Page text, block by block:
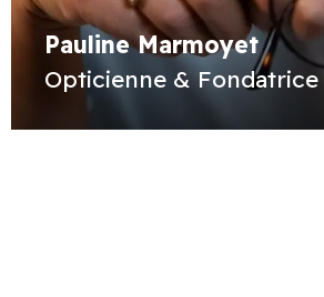
Pauline Marmoyet
Opticienne & Fondatrice